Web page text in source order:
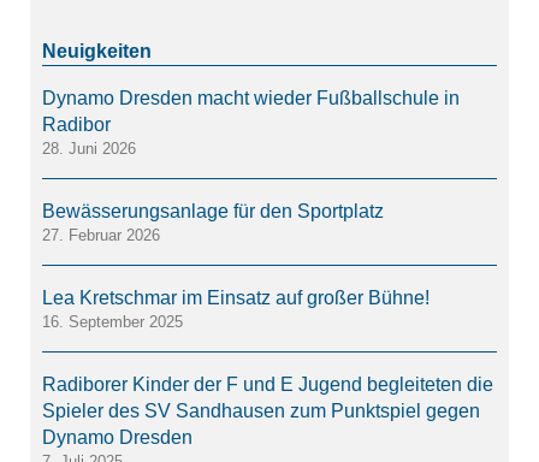
Dynamo Dresden macht wieder Fußballschule in
Radibor
28. Juni 2026
Bewässerungsanlage für den Sportplatz
27. Februar 2026
Lea Kretschmar im Einsatz auf großer Bühne!
16. September 2025
Radiborer Kinder der F und E Jugend begleiteten die
Spieler des SV Sandhausen zum Punktspiel gegen
Dynamo Dresden